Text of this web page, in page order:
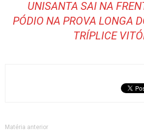
UNISANTA SAI NA
PÓDIO NA PROVA LONGA
TRÍPLICE
Matéria anterior